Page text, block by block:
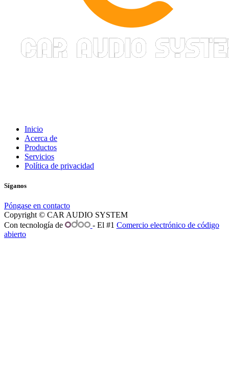
Inicio
Acerca de
Productos
Servicios
Política de privacidad
Síganos
Póngase en contacto
Copyright © CAR AUDIO SYSTEM
Con tecnología de
- El #1 Comercio electrónico de código
abierto